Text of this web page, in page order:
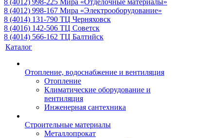
8 (4012) 998-225 Мира «Отделочные материалы»
8 (4012) 998-167 Мира «Электрооборудование»
8 (4014) 131-790 ТЦ Черняховск
8 (4016) 142-506 ТЦ Советск
8 (4014) 566-162 ТЦ Балтийск
Каталог
Отопление, водоснабжение и вентиляция
Отопление
Климатические оборудование и
вентиляция
Инженерная сантехника
Строительные материалы
Металлопрокат